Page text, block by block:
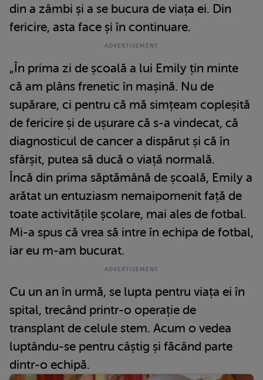
din a zâmbi și a se bucura de viața ei. Din
fericire, asta face și în continuare.
„În prima zi de școală a lui Emily țin minte
că am plâns frenetic în mașină. Nu de
supărare, ci pentru că mă simțeam copleșită
de fericire și de ușurare că s-a vindecat, că
diagnosticul de cancer a dispărut și că în
sfârșit, putea să ducă o viață normală.
Încă din prima săptămână de școală, Emily a
arătat un entuziasm nemaipomenit față de
toate activitățile școlare, mai ales de fotbal.
Mi-a spus că vrea să intre în echipa de fotbal,
iar eu m-am bucurat.
Cu un an în urmă, se lupta pentru viața ei în
spital, trecând printr-o operație de
transplant de celule stem. Acum o vedea
luptându-se pentru câștig și făcând parte
dintr-o echipă.